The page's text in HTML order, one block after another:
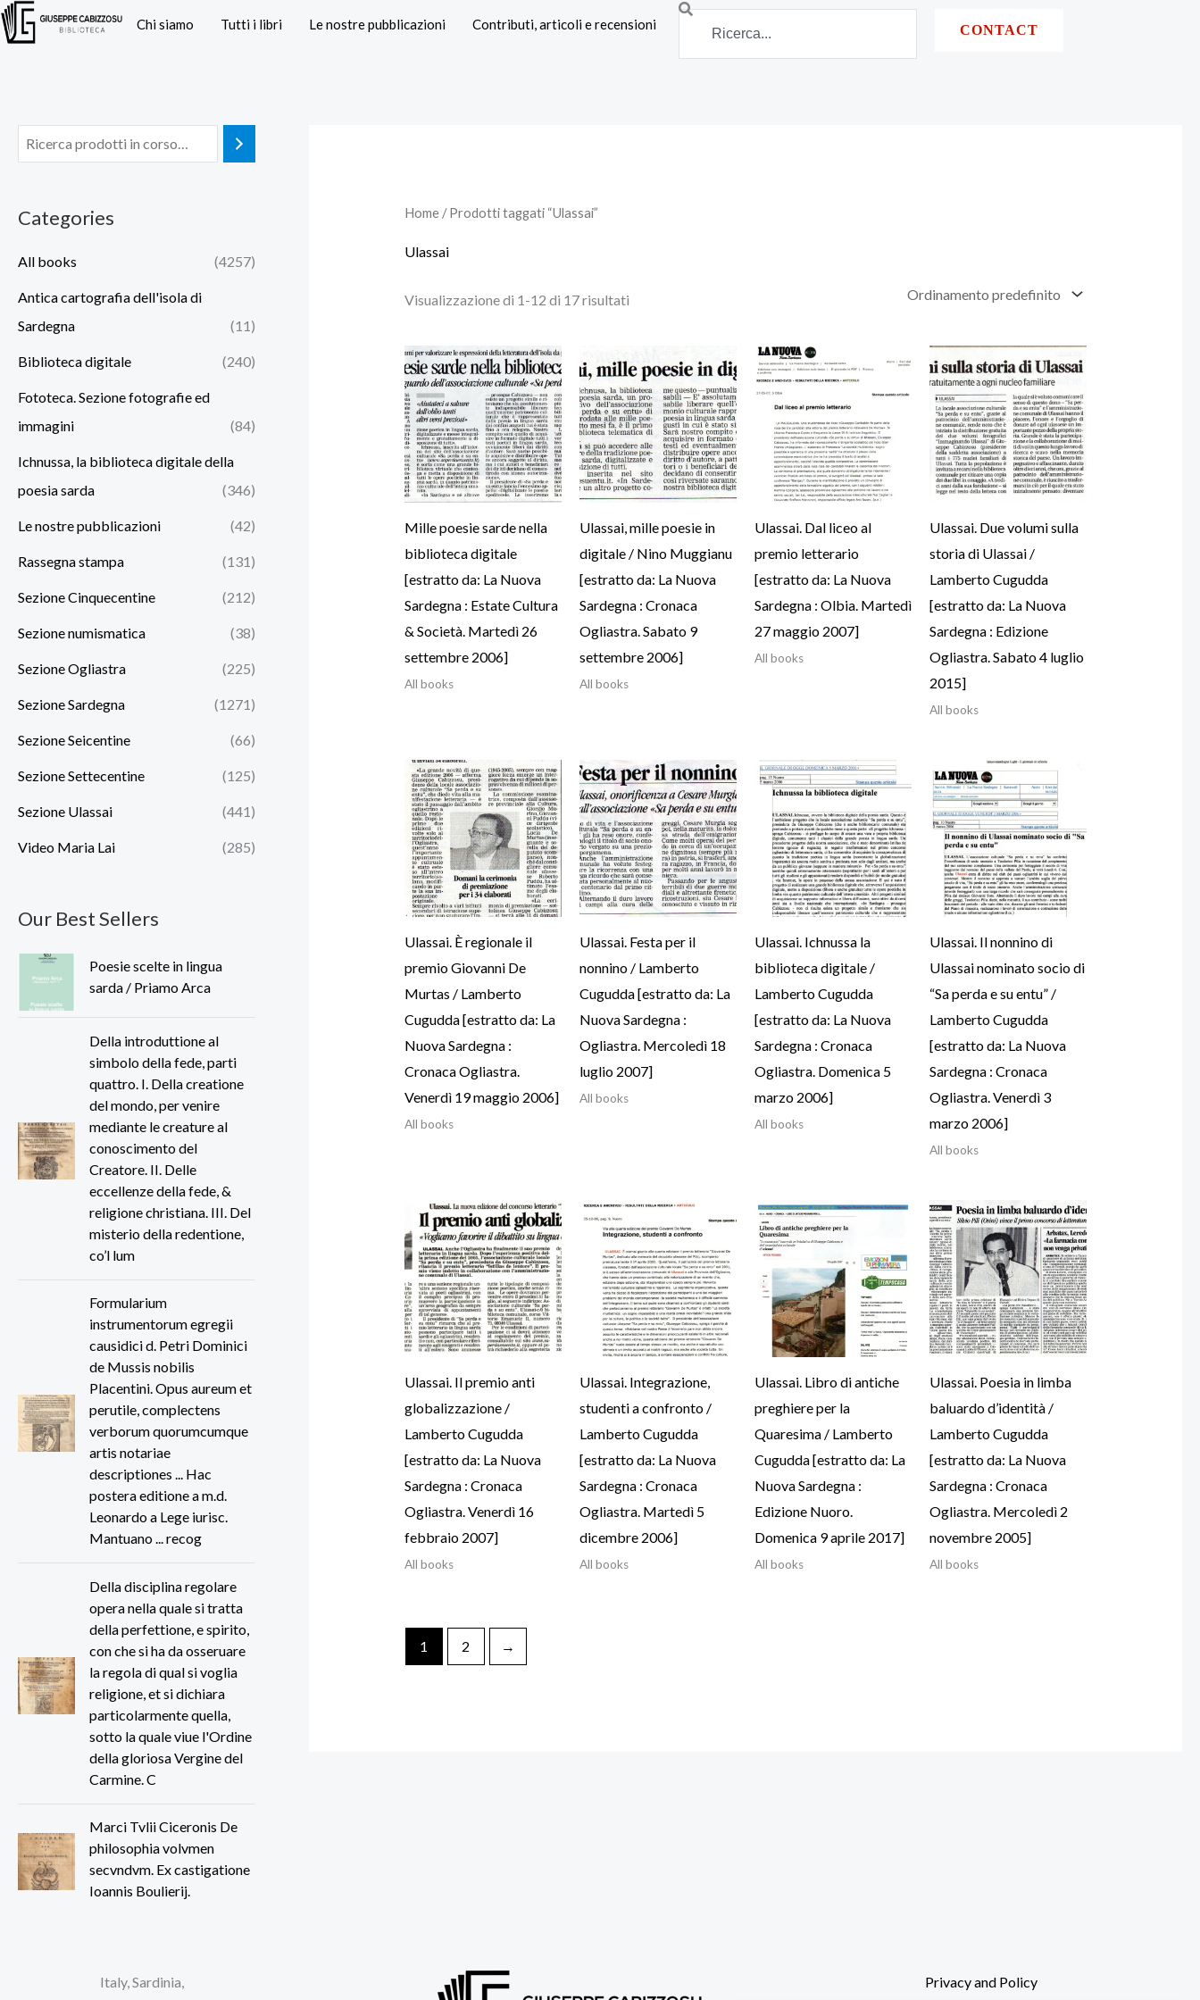
Vai
al
Chi siamo Tutti i libri Le nostre pubblicazioni Contributi, articoli e recensioni Search
CONTACT
Categories
All books (4257)
Antica cartografia dell'isola di
Sardegna
(11)
Biblioteca digitale (240)
Fototeca. Sezione fotografie ed
immagini
(84)
Ichnussa, la biblioteca digitale della
poesia sarda
(346)
Le nostre pubblicazioni (42)
Rassegna stampa (131)
Sezione Cinquecentine (212)
Sezione numismatica (38)
Sezione Ogliastra (225)
Sezione Sardegna (1271)
Sezione Seicentine (66)
Sezione Settecentine (125)
Sezione Ulassai (441)
Video Maria Lai (285)
Our Best Sellers
Poesie scelte in lingua
sarda / Priamo Arca
Della introduttione al
simbolo della fede, parti
quattro. I. Della creatione
del mondo, per venire
mediante le creature al
conoscimento del
Creatore. II. Delle
eccellenze della fede, &
religione christiana. III. Del
misterio della redentione,
co’l lum
Formularium
instrumentorum egregii
causidici d. Petri Dominici
de Mussis nobilis
Placentini. Opus aureum et
perutile, complectens
verborum quorumcumque
artis notariae
descriptiones ... Hac
postera editione a m.d.
Leonardo a Lege iurisc.
Mantuano ... recog
Della disciplina regolare
opera nella quale si tratta
della perfettione, e spirito,
con che si ha da osseruare
la regola di qual si voglia
religione, et si dichiara
particolarmente quella,
sotto la quale viue l'Ordine
della gloriosa Vergine del
Carmine. C
Marci Tvlii Ciceronis De
philosophia volvmen
secvndvm. Ex castigatione
Ioannis Boulierij.
Home/ Prodotti taggati “Ulassai”
Ulassai
Visualizzazione di 1-12 di 17 risultati
Mille poesie sarde nella
biblioteca digitale
[estratto da: La Nuova
Sardegna : Estate Cultura
& Società. Martedì 26
settembre 2006]
All books
Ulassai, mille poesie in
digitale / Nino Muggianu
[estratto da: La Nuova
Sardegna : Cronaca
Ogliastra. Sabato 9
settembre 2006]
All books
Ulassai. Dal liceo al
premio letterario
[estratto da: La Nuova
Sardegna : Olbia. Martedì
27 maggio 2007]
All books
Ulassai. Due volumi sulla
storia di Ulassai /
Lamberto Cugudda
[estratto da: La Nuova
Sardegna : Edizione
Ogliastra. Sabato 4 luglio
2015]
All books
Ulassai. È regionale il
premio Giovanni De
Murtas / Lamberto
Cugudda [estratto da: La
Nuova Sardegna :
Cronaca Ogliastra.
Venerdì 19 maggio 2006]
All books
Ulassai. Festa per il
nonnino / Lamberto
Cugudda [estratto da: La
Nuova Sardegna :
Ogliastra. Mercoledì 18
luglio 2007]
All books
Ulassai. Ichnussa la
biblioteca digitale /
Lamberto Cugudda
[estratto da: La Nuova
Sardegna : Cronaca
Ogliastra. Domenica 5
marzo 2006]
All books
Ulassai. Il nonnino di
Ulassai nominato socio di
“Sa perda e su entu” /
Lamberto Cugudda
[estratto da: La Nuova
Sardegna : Cronaca
Ogliastra. Venerdì 3
marzo 2006]
All books
Ulassai. Il premio anti
globalizzazione /
Lamberto Cugudda
[estratto da: La Nuova
Sardegna : Cronaca
Ogliastra. Venerdì 16
febbraio 2007]
All books
Ulassai. Integrazione,
studenti a confronto /
Lamberto Cugudda
[estratto da: La Nuova
Sardegna : Cronaca
Ogliastra. Martedì 5
dicembre 2006]
All books
Ulassai. Libro di antiche
preghiere per la
Quaresima / Lamberto
Cugudda [estratto da: La
Nuova Sardegna :
Edizione Nuoro.
Domenica 9 aprile 2017]
All books
Ulassai. Poesia in limba
baluardo d’identità /
Lamberto Cugudda
[estratto da: La Nuova
Sardegna : Cronaca
Ogliastra. Mercoledì 2
novembre 2005]
All books
1 2 →
Italy, Sardinia,
Privacy and Policy